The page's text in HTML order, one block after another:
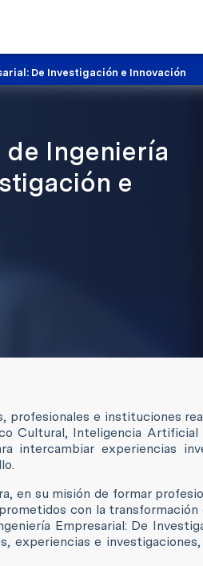
De Investigación e Innovación
Ingeniería
e
profesionales e instituciones
Cultural, Inteligencia Artificial
intercambiar experiencias
en su misión de formar
con la transformación
Empresarial: De
experiencias e